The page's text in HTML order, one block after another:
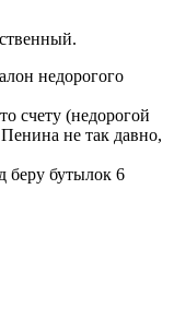
недорогого
счету (недорогой
не так давно,
беру бутылок 6